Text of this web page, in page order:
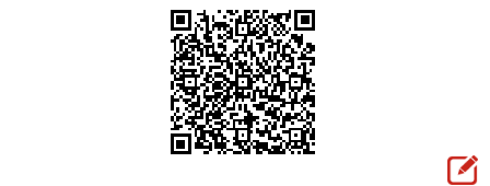
十六区概览
图说北京